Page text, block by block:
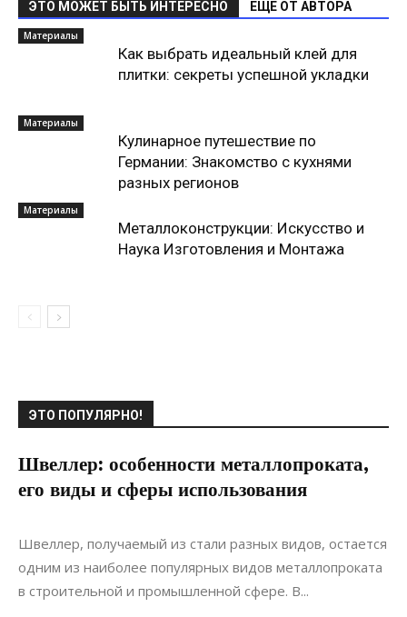
ЭТО МОЖЕТ БЫТЬ ИНТЕРЕСНО ЕЩЕ ОТ АВТОРА
Материалы
Как выбрать идеальный клей для
плитки: секреты успешной укладки
Материалы
Кулинарное путешествие по
Германии: Знакомство с кухнями
разных регионов
Материалы
Металлоконструкции: Искусство и
Наука Изготовления и Монтажа
ЭТО ПОПУЛЯРНО!
Швеллер: особенности металлопроката,
его виды и сферы использования
13.06.2018
Швеллер, получаемый из стали разных видов, остается
одним из наиболее популярных видов металлопроката
в строительной и промышленной сфере. В...